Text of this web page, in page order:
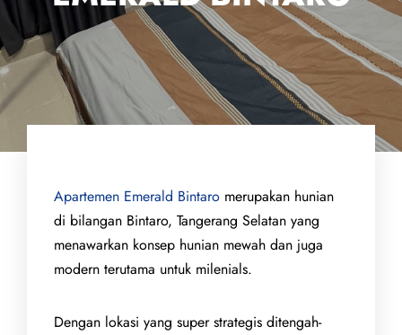
Apartemen Emerald Bintaro merupakan hunian
di bilangan Bintaro, Tangerang Selatan yang
menawarkan konsep hunian mewah dan juga
modern terutama untuk milenials.
Dengan lokasi yang super strategis ditengah-